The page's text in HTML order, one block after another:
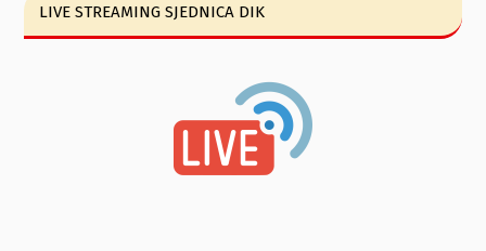
LIVE STREAMING SJEDNICA DIK